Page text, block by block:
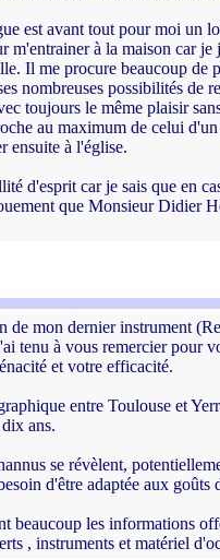
est avant tout pour moi un
m'entrainer à la maison car
Il me procure beaucoup de
nombreuses possibilités de
toujours le même plaisir
au maximum de celui
ensuite à l'église.
d'esprit car je sais que en
que Monsieur Didier
de mon dernier instrument
tenu à vous remercier pour
et votre efficacité.
entre Toulouse et
ans.
se révèlent,
d'être adaptée aux goûts
beaucoup les informations
, instruments et matériel